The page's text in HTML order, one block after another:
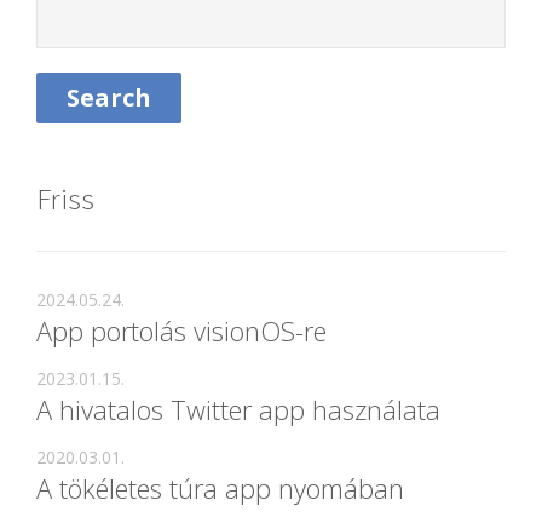
Friss
App portolás visionOS-re
2024.05.24.
A hivatalos Twitter app használata
2023.01.15.
A tökéletes túra app nyomában
2020.03.01.